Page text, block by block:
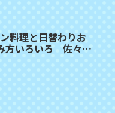
料理と日替わりお
方いろいろ 佐々町